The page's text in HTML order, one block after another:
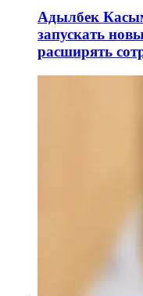
Адылбек
запускать
расширять